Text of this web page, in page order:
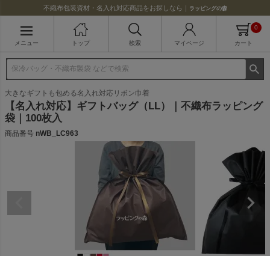
不織布包装資材・名入れ対応商品をお探しなら｜ ラッピングの森
メニュー トップ 検索 マイページ カート
0
大きなギフトも包める名入れ対応リボン巾着
【名入れ対応】ギフトバッグ（LL）｜不織布ラッピング
袋｜100枚入
商品番号 nWB_LC963